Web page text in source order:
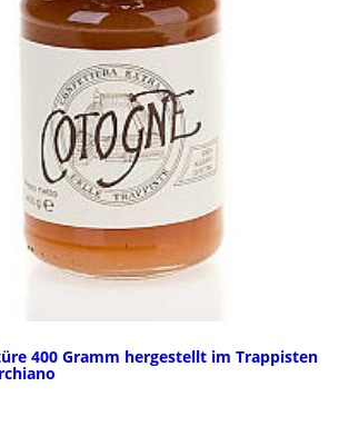
400 Gramm hergestellt im Trappisten